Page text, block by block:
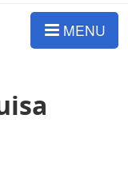
MENU